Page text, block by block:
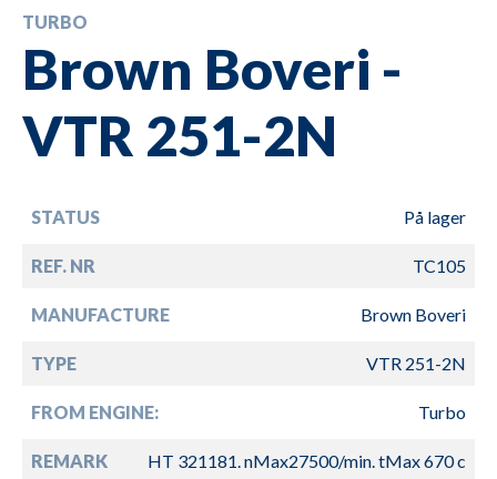
TURBO
Brown Boveri -
VTR 251-2N
STATUS På lager
REF. NR TC105
MANUFACTURE Brown Boveri
TYPE VTR 251-2N
FROM ENGINE: Turbo
REMARK HT 321181. nMax27500/min. tMax 670 c